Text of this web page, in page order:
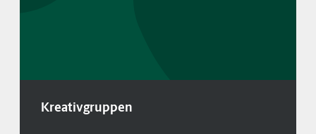
Kreativgruppen